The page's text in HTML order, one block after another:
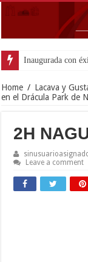
Home / Lacava y
en el Drácula Park de
2H
Leave a comment